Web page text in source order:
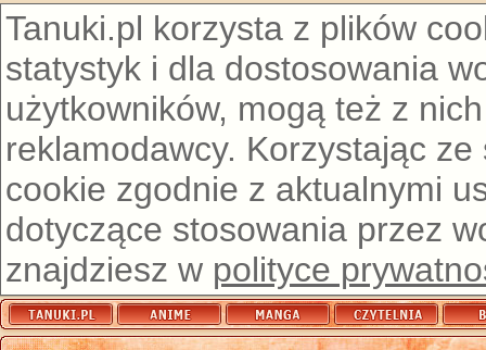
Tanuki.pl korzysta z plików
statystyk i dla dostosowania
użytkowników, mogą też z
reklamodawcy. Korzystając
cookie zgodnie z aktualnymi
dotyczące stosowania przez
znajdziesz w polityce